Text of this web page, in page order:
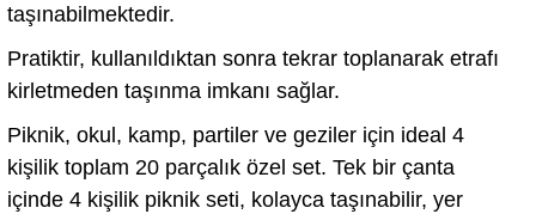
taşınabilmektedir.
Pratiktir, kullanıldıktan sonra tekrar toplanarak etrafı
kirletmeden taşınma imkanı sağlar.
Piknik, okul, kamp, partiler ve geziler için ideal 4
kişilik toplam 20 parçalık özel set. Tek bir çanta
içinde 4 kişilik piknik seti, kolayca taşınabilir, yer